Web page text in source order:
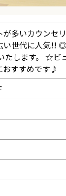
多いカウンセ
い世代に人気!!
します。 ☆ビ
おすすめです♪